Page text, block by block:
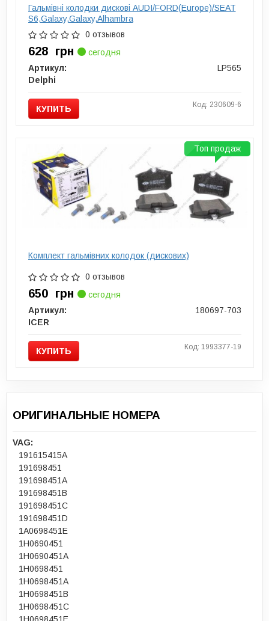
Гальмівні колодки дискові AUDI/FORD(Europe)/SEAT
S6,Galaxy,Galaxy,Alhambra
0 отзывов
628 грн
сегодня
Артикул:
LP565
Delphi
КУПИТЬ Код: 230609-6
Комплект гальмівних колодок (дискових)
0 отзывов
650 грн
сегодня
Артикул:
180697-703
ICER
КУПИТЬ Код: 1993377-19
Топ продаж
ОРИГИНАЛЬНЫЕ НОМЕРА
VAG:
191615415A
191698451
191698451A
191698451B
191698451C
191698451D
1A0698451E
1H0690451
1H0690451A
1H0698451
1H0698451A
1H0698451B
1H0698451C
1H0698451E